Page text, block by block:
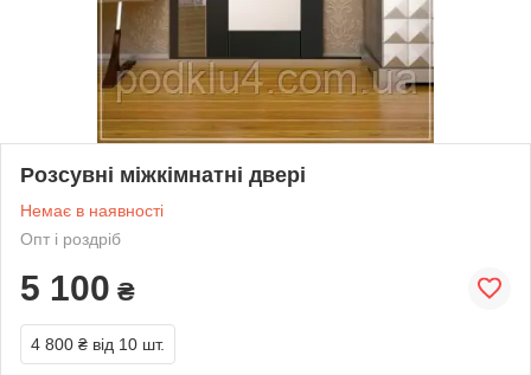
Розсувні міжкімнатні двері
Немає в наявності
Опт і роздріб
5 100 ₴
4 800 ₴ від 10 шт.